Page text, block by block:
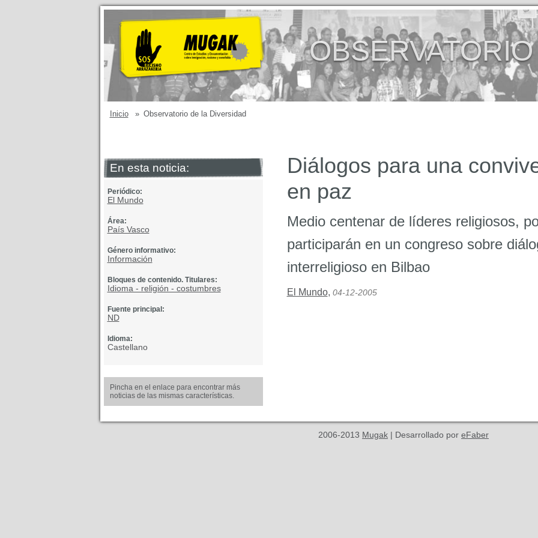
Inicio » Observatorio de la Diversidad
En esta noticia:
Periódico:
El Mundo
Área:
País Vasco
Género informativo:
Información
Bloques de contenido. Titulares:
Idioma - religión - costumbres
Fuente principal:
ND
Idioma:
Castellano
Pincha en el enlace para encontrar más
noticias de las mismas características.
Diálogos para una
en paz
Medio centenar de líderes religiosos,
participarán en un congreso sobre
interreligioso en Bilbao
El Mundo, 04-12-2005
2006-2013 Mugak | Desarrollado por eFaber